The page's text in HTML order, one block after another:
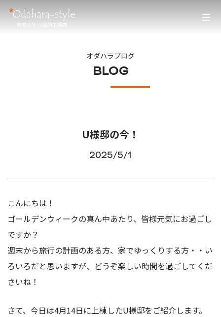
株式会社 小田原工務店
オダハラブログ
BLOG
U様邸の今！
2025/5/1
こんにちは！
ゴールデンウィークの真ん中あたり、皆様元気にお過ごし
ですか？
週末から旅行の計画のある方、家でゆっくりする方・・い
ろいろだと思いますが、どうぞ楽しい時間を過ごしてくだ
さいね！
さて、今日は4月14日に上棟したU様邸をご紹介します。